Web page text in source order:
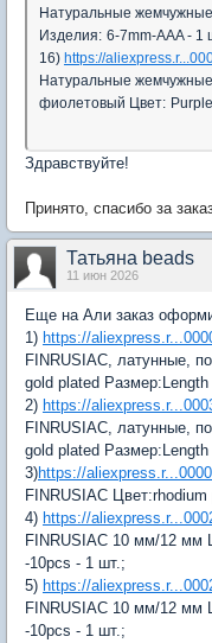
Натуральные
Изделия: 6-7mm-AAA - 1
16) https://
Натуральные
фиолетовый Цвет: Purple
Здравствуйте!
Принято, спасибо за
Татьяна beads
11 июн 2026
Еще на Али заказ
1) https://
FINRUSIAC, латунные,
gold plated
2) https://
FINRUSIAC, латунные,
gold plated
3)https://
FINRUSIAC
4) https://
FINRUSIAC 10 мм/12 мм
-10pcs - 1 шт.;
5) https://
FINRUSIAC 10 мм/12 мм
-10pcs - 1 шт.;